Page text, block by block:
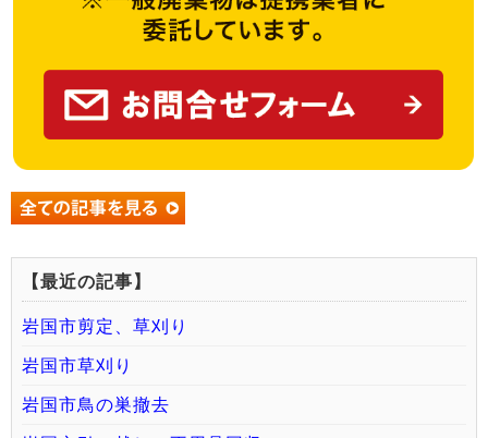
【最近の記事】
岩国市剪定、草刈り
岩国市草刈り
岩国市鳥の巣撤去